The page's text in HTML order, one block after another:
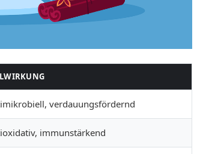
verdauungsfördernd
immunstärkend